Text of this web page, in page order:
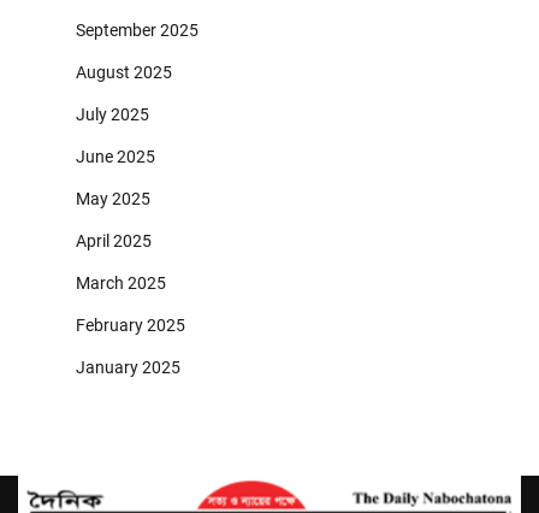
September 2025
August 2025
July 2025
June 2025
May 2025
April 2025
March 2025
February 2025
January 2025